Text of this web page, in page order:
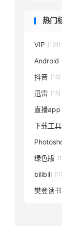
热门
VIP (191)
Android
抖音 (16)
迅雷 (15)
直播app
下载工具
绿色版
bilibili